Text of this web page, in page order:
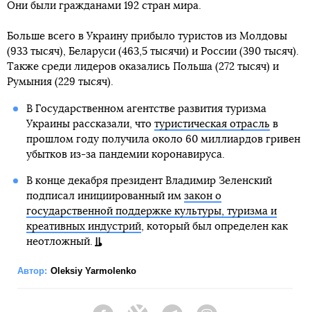
Они были гражданами 192 стран мира.
Больше всего в Украину прибыло туристов из Молдовы
(933 тысяч), Беларуси (463,5 тысячи) и России (390 тысяч).
Также среди лидеров оказались Польша (272 тысяч) и
Румыния (229 тысяч).
В Государственном агентстве развития туризма
Украины рассказали, что туристическая отрасль в
прошлом году получила около 60 миллиардов гривен
убытков из-за пандемии коронавируса.
В конце декабря президент Владимир Зеленский
подписал инициированный им закон о
государственной поддержке культуры, туризма и
креативных индустрий, который был определен как
неотложный.
Автор: Oleksiy Yarmolenko